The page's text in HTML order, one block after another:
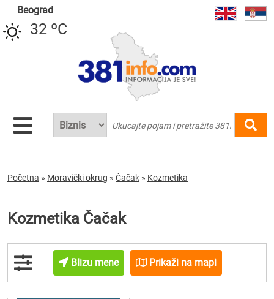
Beograd
32 ºC
Početna » Moravički okrug » Čačak » Kozmetika
Kozmetika Čačak
Blizu mene Prikaži na mapi